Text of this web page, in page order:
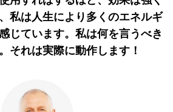
私は人生により多くのエネルギ
じています。私は何を言うべき
それは実際に動作します！